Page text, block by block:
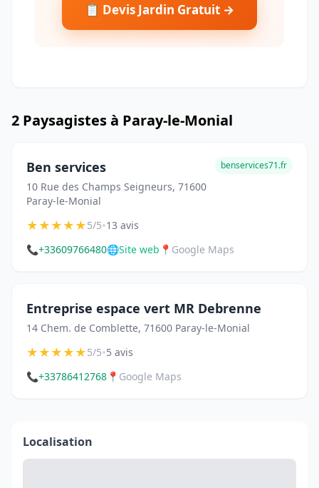
📋 Devis Jardin Gratuit →
2 Paysagistes à Paray-le-Monial
Ben services
10 Rue des Champs Seigneurs, 71600
Paray-le-Monial
benservices71.fr
★★★★★5/5•13 avis
📞+33609766480🌐Site web 📍 Google Maps
Entreprise espace vert MR Debrenne
14 Chem. de Comblette, 71600 Paray-le-Monial
★★★★★5/5•5 avis
📞+33786412768 📍 Google Maps
Localisation